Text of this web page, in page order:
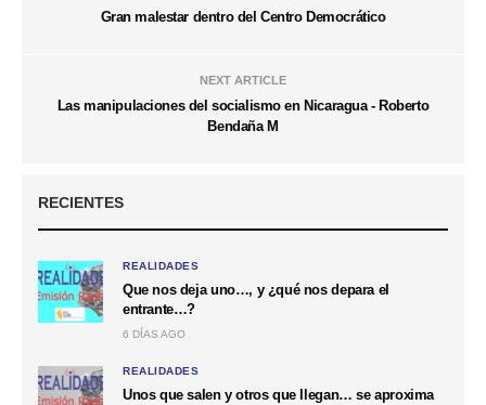
Gran malestar dentro del Centro Democrático
NEXT ARTICLE
Las manipulaciones del socialismo en Nicaragua - Roberto
Bendaña M
RECIENTES
REALIDADES
Que nos deja uno…, y ¿qué nos depara el
entrante…?
6 DÍAS AGO
REALIDADES
Unos que salen y otros que llegan… se aproxima